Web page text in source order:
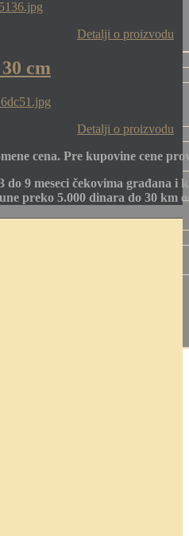
Detalji o proizvodu
cm
Detalji o proizvodu
cena. Pre kupovine cene
do 9 meseci čekovima građana i
preko 5.000 dinara do 30 km